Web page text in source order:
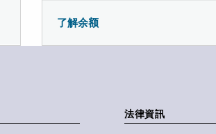
了解余额
法律資訊